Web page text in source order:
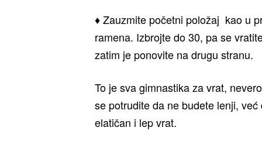
♦ Zauzmite početni položaj kao u
ramena. Izbrojte do 30, pa se
zatim je ponovite na drugu stranu.
To je sva gimnastika za vrat,
se potrudite da ne budete lenji,
elatičan i lep vrat.